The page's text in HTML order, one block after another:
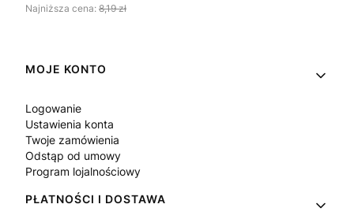
Najniższa cena: 8,19 zł
Linki w stopce
MOJE KONTO
Logowanie
Ustawienia konta
Twoje zamówienia
Odstąp od umowy
Program lojalnościowy
PŁATNOŚCI I DOSTAWA